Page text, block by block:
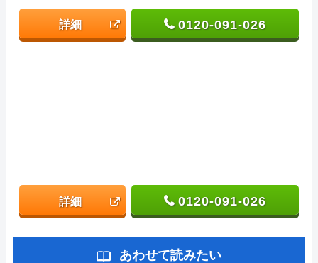
詳細 0120-091-026
詳細 0120-091-026
あわせて読みたい